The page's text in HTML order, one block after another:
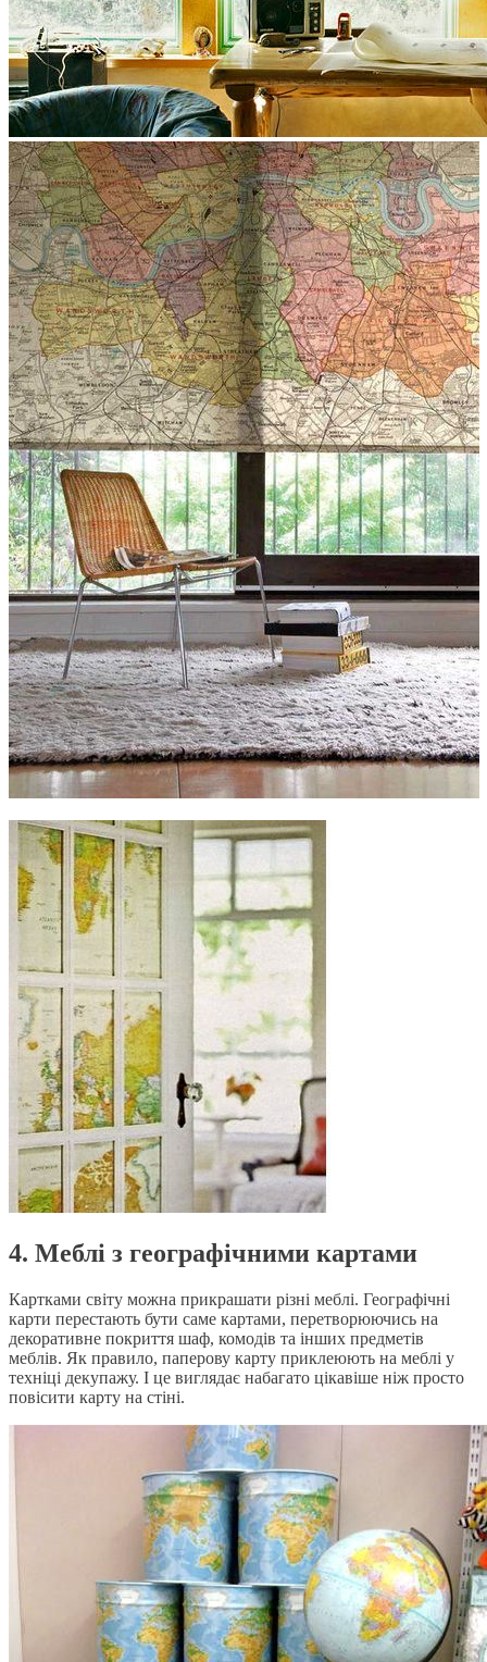
4. Меблі з географічними картами
Картками світу можна прикрашати різні меблі. Географічні
карти перестають бути саме картами, перетворюючись на
декоративне покриття шаф, комодів та інших предметів
меблів. Як правило, паперову карту приклеюють на меблі у
техніці декупажу. І це виглядає набагато цікавіше ніж просто
повісити карту на стіні.